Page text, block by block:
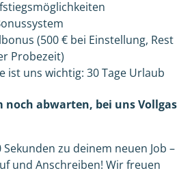
(500 € bei Einstellung, Rest
Probezeit)
ist uns wichtig: 30 Tage Urlaub
noch abwarten, bei uns Vollgas
zu deinem neuen Job –
und Anschreiben! Wir freuen